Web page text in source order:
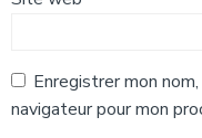
Enregistrer mon
navigateur pour mon